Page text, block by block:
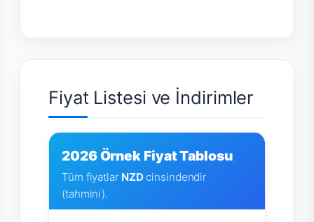
Fiyat Listesi ve İndirimler
2026 Örnek Fiyat Tablosu
Tüm fiyatlar NZDcinsindendir
(tahmini).